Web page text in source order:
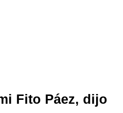
Fito Páez, dijo